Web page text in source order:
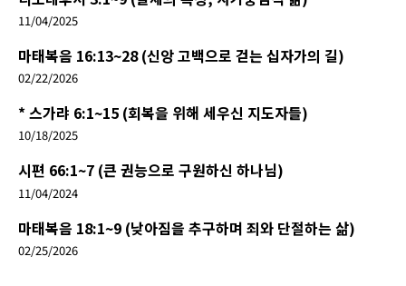
11/04/2025
마태복음 16:13~28 (신앙 고백으로 걷는 십자가의 길)
02/22/2026
* 스가랴 6:1~15 (회복을 위해 세우신 지도자들)
10/18/2025
시편 66:1~7 (큰 권능으로 구원하신 하나님)
11/04/2024
마태복음 18:1~9 (낮아짐을 추구하며 죄와 단절하는 삶)
02/25/2026